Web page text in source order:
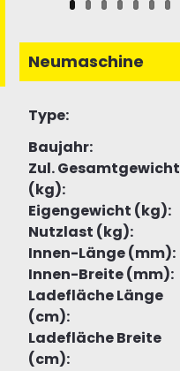
Neumaschine
Type:
Baujahr:
Zul. Gesamtgewicht
(kg):
Eigengewicht (kg):
Nutzlast (kg):
Innen-Länge (mm):
Innen-Breite (mm):
Ladefläche Länge
(cm):
Ladefläche Breite
(cm):